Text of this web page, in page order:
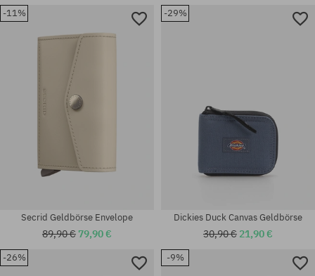
-11%
Secrid Geldbörse Envelope
89,90 € 79,90 €
-29%
Dickies Duck Canvas Geldbörse
30,90 € 21,90 €
-26% -9%